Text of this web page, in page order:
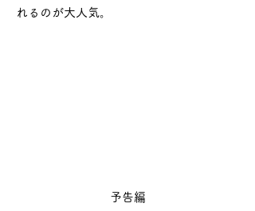
れるのが大人気。
予告編